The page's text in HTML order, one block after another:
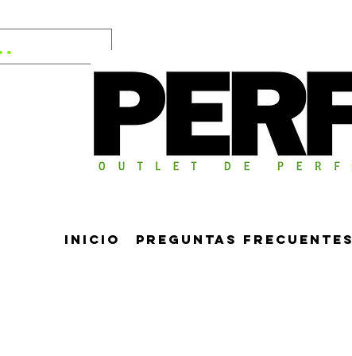
Inicio Preguntas frecuentes